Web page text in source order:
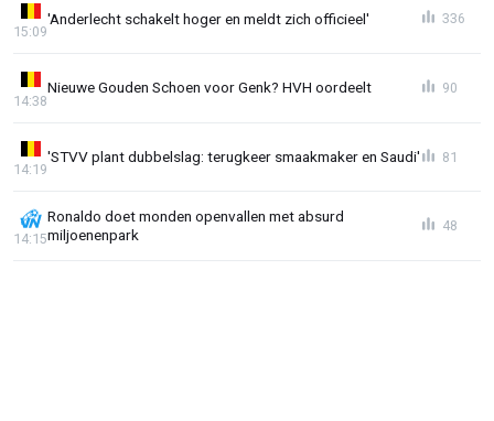
'Anderlecht schakelt hoger en meldt zich officieel'
15:09
336
Nieuwe Gouden Schoen voor Genk? HVH oordeelt
14:38
90
'STVV plant dubbelslag: terugkeer smaakmaker en Saudi'
14:19
81
Ronaldo doet monden openvallen met absurd
miljoenenpark
14:15
48